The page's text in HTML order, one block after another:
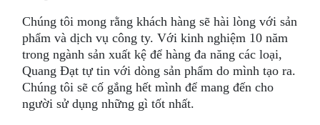
Chúng tôi mong rằng khách hàng sẽ hài lòng với sản
phẩm và dịch vụ công ty. Với kinh nghiệm 10 năm
trong ngành sản xuất kệ để hàng đa năng các loại,
Quang Đạt tự tin với dòng sản phẩm do mình tạo ra.
Chúng tôi sẽ cố gắng hết mình để mang đến cho
người sử dụng những gì tốt nhất.